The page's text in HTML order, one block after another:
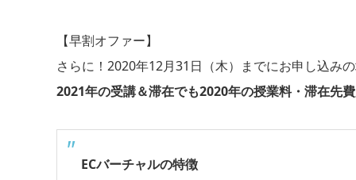
【早割オファー】
さらに！2020年12月31日（木）までにお申し込み
2021年の受講＆滞在でも2020年の授業料・滞在先
ECバーチャルの特徴